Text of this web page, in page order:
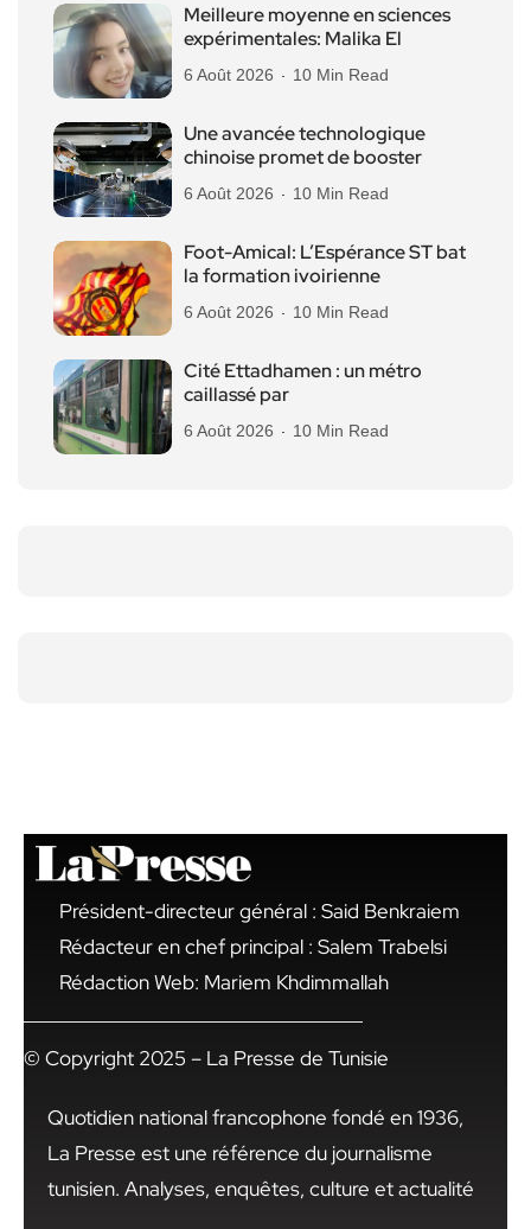
Meilleure moyenne en sciences
expérimentales: Malika El
6 Août 2026 10 Min Read
Une avancée technologique
chinoise promet de booster
6 Août 2026 10 Min Read
Foot-Amical: L’Espérance ST bat
la formation ivoirienne
6 Août 2026 10 Min Read
Cité Ettadhamen : un métro
caillassé par
6 Août 2026 10 Min Read
Président-directeur général : Said Benkraiem
Rédacteur en chef principal : Salem Trabelsi
Rédaction Web: Mariem Khdimmallah
© Copyright 2025 – La Presse de Tunisie
Quotidien national francophone fondé en 1936,
La Presse est une référence du journalisme
tunisien. Analyses, enquêtes, culture et actualité